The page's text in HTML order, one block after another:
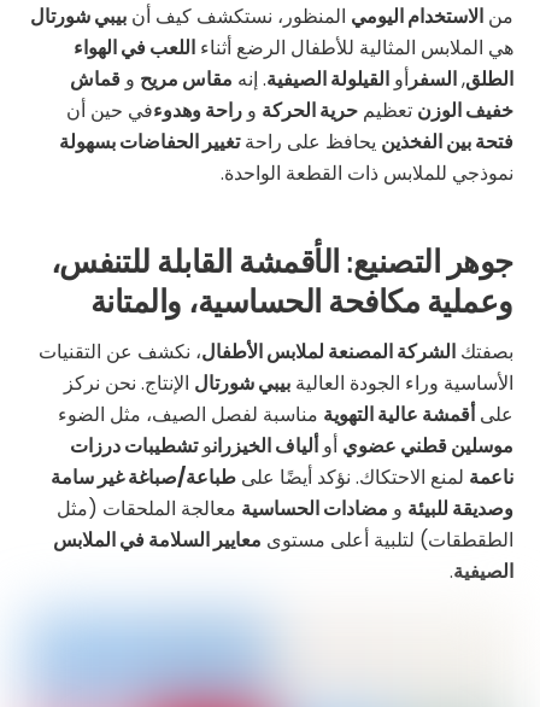
منالاستخدام اليومي المنظور، نستكشف كيف أنبيبي شورتال
هي الملابس المثالية للأطفال الرضع أثناءاللعب في الهواء
الطلق,السفرأوالقيلولة الصيفية. إنه مقاس مريح وقماش
خفيف الوزن تعظيمحرية الحركة وراحة وهدوءفي حين أن
فتحة بين الفخذين يحافظ على راحةتغيير الحفاضات بسهولة
نموذجي للملابس ذات القطعة الواحدة.
جوهر التصنيع: الأقمشة القابلة للتنفس،
وعملية مكافحة الحساسية، والمتانة
بصفتكالشركة المصنعة لملابس الأطفال، نكشف عن التقنيات
الأساسية وراء الجودة العاليةبيبي شورتال الإنتاج. نحن نركز
علىأقمشة عالية التهوية مناسبة لفصل الصيف، مثل الضوء
موسلين قطني عضوي أوألياف الخيزرانوتشطيبات درزات
ناعمة لمنع الاحتكاك. نؤكد أيضًا علىطباعة/صباغة غير سامة
وصديقة للبيئة و مضادات الحساسية معالجة الملحقات (مثل
الطقطقات) لتلبية أعلى مستوى معايير السلامة في الملابس
الصيفية.